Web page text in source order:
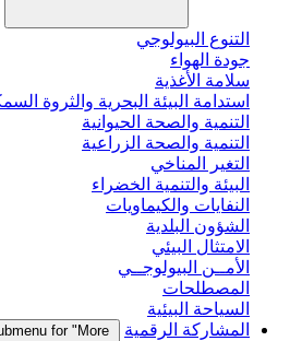
التنوع البيولوجي
جودة الهواء
سلامة الأغذية
استدامة البيئة البحرية والثروة
التنمية والصحة الحيوانية
التنمية والصحة الزراعية
التغير المناخي
البيئة والتنمية الخضراء
النفايات والكيماويات
الشؤون البلدية
الامتثال البيئي
الأمــن البيولوجــي
المصطلحات
السياحة البيئية
المشاركة الرقمية
for "More"